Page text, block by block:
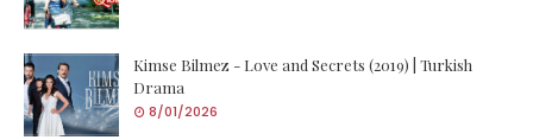
Kimse Bilmez - Love and Secrets (2019) | Turkish
Drama
8/01/2026